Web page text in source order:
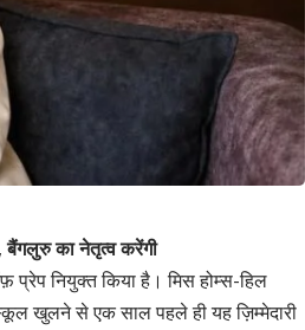
बैंगलुरु का नेतृत्व करेंगी
नियुक्त किया है। मिस होम्स-हिल
खुलने से एक साल पहले ही यह ज़िम्मेदारी